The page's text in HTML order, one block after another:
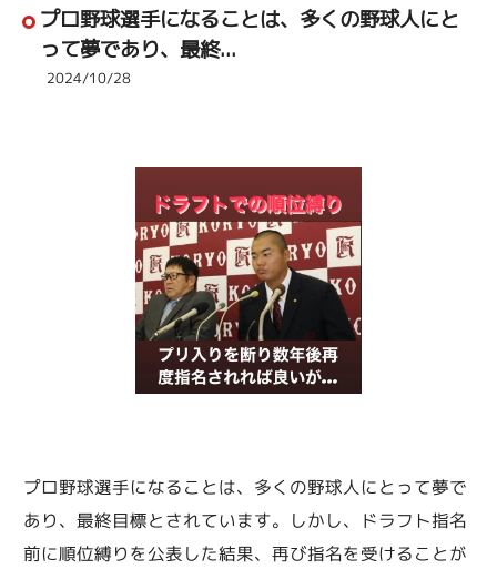
プロ野球選手になることは、多くの野球人にと
って夢であり、最終...
2024/10/28
プロ野球選手になることは、多くの野球人にとって夢で
あり、最終目標とされています。しかし、ドラフト指名
前に順位縛りを公表した結果、再び指名を受けることが